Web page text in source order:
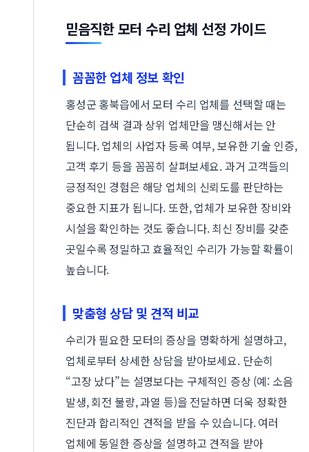
믿음직한 모터 수리 업체 선정 가이드
꼼꼼한 업체 정보 확인
홍성군 홍북읍에서 모터 수리 업체를 선택할 때는
단순히 검색 결과 상위 업체만을 맹신해서는 안
됩니다. 업체의 사업자 등록 여부, 보유한 기술 인증,
고객 후기 등을 꼼꼼히 살펴보세요. 과거 고객들의
긍정적인 경험은 해당 업체의 신뢰도를 판단하는
중요한 지표가 됩니다. 또한, 업체가 보유한 장비와
시설을 확인하는 것도 좋습니다. 최신 장비를 갖춘
곳일수록 정밀하고 효율적인 수리가 가능할 확률이
높습니다.
맞춤형 상담 및 견적 비교
수리가 필요한 모터의 증상을 명확하게 설명하고,
업체로부터 상세한 상담을 받아보세요. 단순히
“고장 났다”는 설명보다는 구체적인 증상 (예: 소음
발생, 회전 불량, 과열 등)을 전달하면 더욱 정확한
진단과 합리적인 견적을 받을 수 있습니다. 여러
업체에 동일한 증상을 설명하고 견적을 받아